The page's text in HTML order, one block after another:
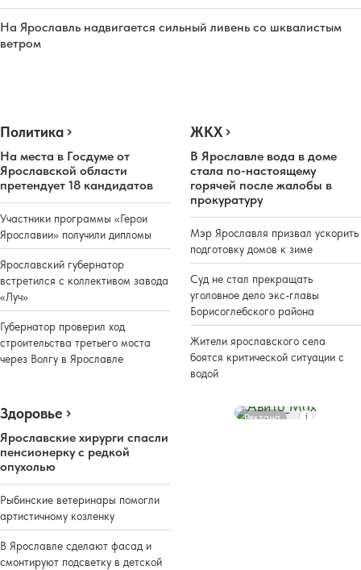
На Ярославль надвигается сильный ливень со шквалистым
ветром
Политика
На места в Госдуме от
Ярославской области
претендует 18 кандидатов
Участники программы «Герои
Ярославии» получили дипломы
Ярославский губернатор
встретился с коллективом завода
«Луч»
Губернатор проверил ход
строительства третьего моста
через Волгу в Ярославле
ЖКХ
В Ярославле вода в доме
стала по-настоящему
горячей после жалобы в
прокуратуру
Мэр Ярославля призвал ускорить
подготовку домов к зиме
Суд не стал прекращать
уголовное дело экс-главы
Борисоглебского района
Жители ярославского села
боятся критической ситуации с
водой
Здоровье
Ярославские хирурги спасли
пенсионерку с редкой
опухолью
Рыбинские ветеринары помогли
артистичному козленку
В Ярославле сделают фасад и
смонтируют подсветку в детской
Реклама